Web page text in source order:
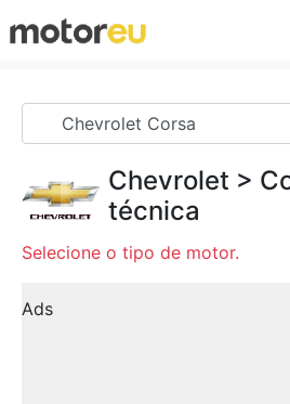
Chevrolet >
técnica
Selecione o tipo de motor.
Ads